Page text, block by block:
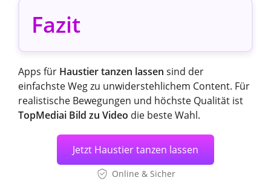
Fazit
Apps für Haustier tanzen lassen sind der
einfachste Weg zu unwiderstehlichem Content. Für
realistische Bewegungen und höchste Qualität ist
TopMediai Bild zu Video die beste Wahl.
Jetzt Haustier tanzen lassen
Online & Sicher